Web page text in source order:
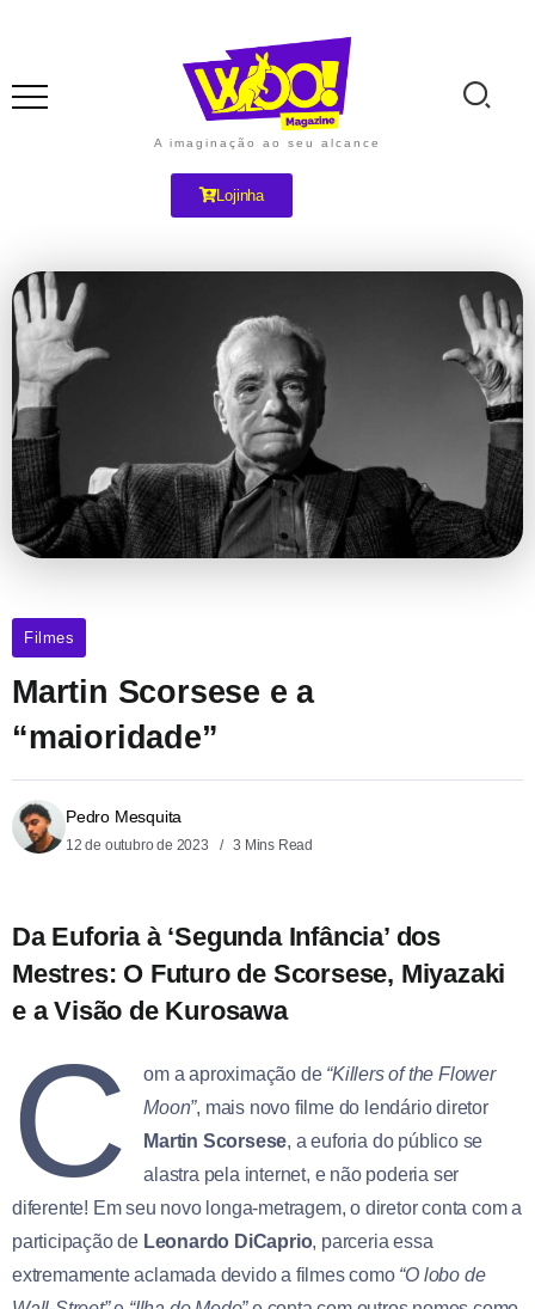
A imaginação ao seu alcance
Lojinha
Filmes
Martin Scorsese e a
“maioridade”
Pedro Mesquita
12 de outubro de 2023 3 Mins Read
Da Euforia à ‘Segunda Infância’ dos
Mestres: O Futuro de Scorsese, Miyazaki
e a Visão de Kurosawa
C om a aproximação de “Killers of the Flower
Moon”, mais novo filme do lendário diretor
Martin Scorsese, a euforia do público se
alastra pela internet, e não poderia ser
diferente! Em seu novo longa-metragem, o diretor conta com a
participação de Leonardo DiCaprio, parceria essa
extremamente aclamada devido a filmes como “O lobo de